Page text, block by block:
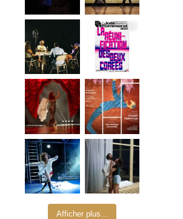
Afficher plus...